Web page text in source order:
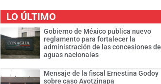
LO ÚLTIMO
Gobierno de México publica nuevo
reglamento para fortalecer la
administración de las concesiones de
aguas nacionales
Mensaje de la fiscal Ernestina Godoy
sobre caso Ayotzinapa